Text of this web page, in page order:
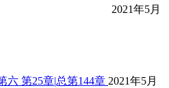
2021年5月
六 第25章|总第144章 2021年5月